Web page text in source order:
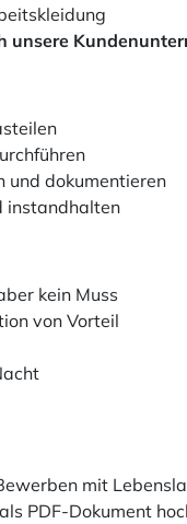
unsere
und dokumentieren
instandhalten
kein Muss
von Vorteil
mit
PDF-Dokument